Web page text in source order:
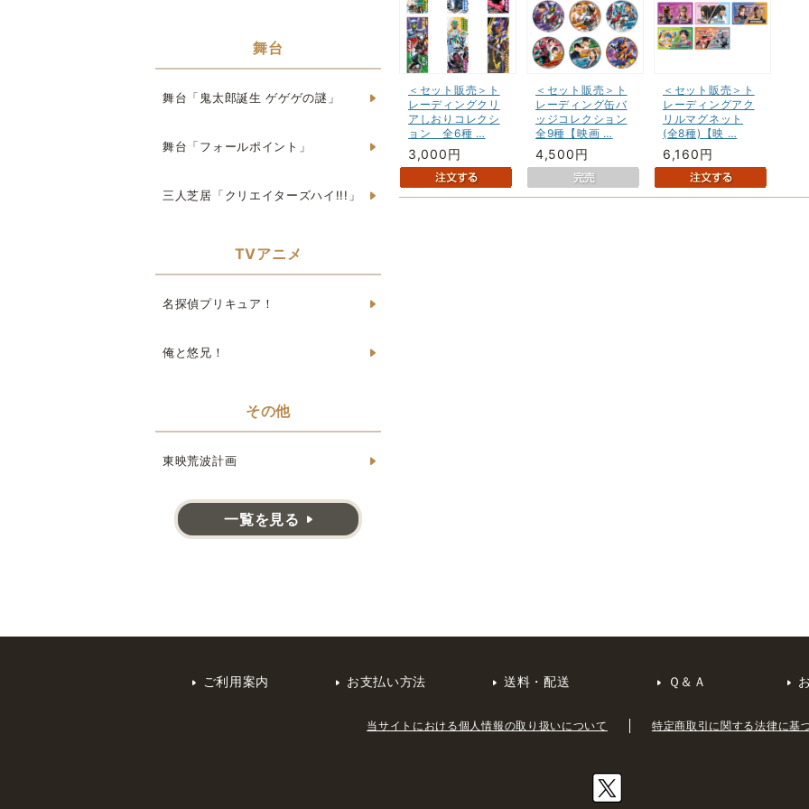
＜セット販売＞ト
レーディングクリ
アしおりコレクシ
ョン 全6種 …
3,000円
＜セット販売＞ト
レーディング缶バ
ッジコレクション
全9種【映画 …
4,500円
＜セット販売＞ト
レーディングアク
リルマグネット
(全8種)【映 …
6,160円
舞台
舞台「鬼太郎誕生 ゲゲゲの謎」
舞台「フォールポイント」
三人芝居「クリエイターズハイ!!!」
TVアニメ
名探偵プリキュア！
俺と悠兄！
その他
東映荒波計画
一覧を見る
ご利用案内 お支払い方法 送料・配送 Ｑ＆Ａ
当サイトにおける個人情報の取り扱いについて 特定商取引に関する法律に基